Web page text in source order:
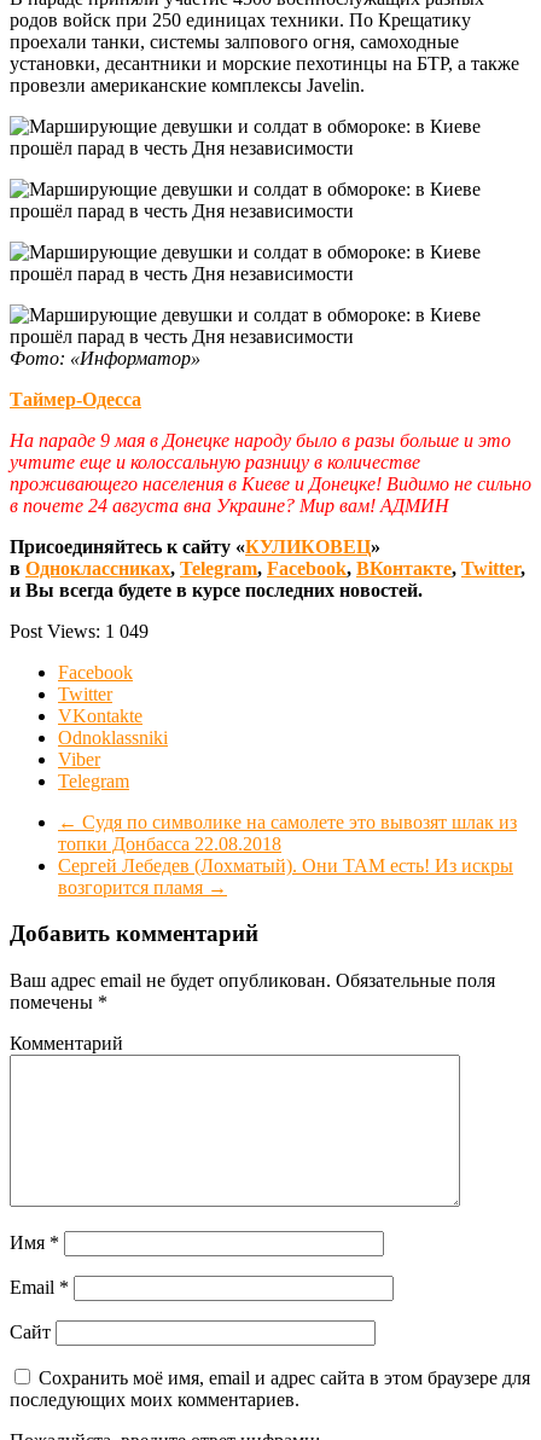
родов войск при 250 единицах техники. По Крещатику
проехали танки, системы залпового огня, самоходные
установки, десантники и морские пехотинцы на БТР, а также
провезли американские комплексы Javelin.
Фото: «Информатор»
Таймер-Одесса
На параде 9 мая в Донецке народу было в разы больше и это
учтите еще и колоссальную разницу в количестве
проживающего населения в Киеве и Донецке! Видимо не сильно
в почете 24 августа вна Украине? Мир вам! АДМИН
Присоединяйтесь к сайту «КУЛИКОВЕЦ»
в Одноклассниках, Telegram, Facebook, ВКонтакте, Twitter,
и Вы всегда будете в курсе последних новостей.
Post Views: 1 049
Facebook
Twitter
VKontakte
Odnoklassniki
Viber
Telegram
← Судя по символике на самолете это вывозят шлак из
топки Донбасса 22.08.2018
Сергей Лебедев (Лохматый). Они ТАМ есть! Из искры
возгорится пламя →
Добавить комментарий
Ваш адрес email не будет опубликован. Обязательные поля
помечены *
Комментарий
Имя *
Email *
Сайт
Сохранить моё имя, email и адрес сайта в этом браузере для
последующих моих комментариев.